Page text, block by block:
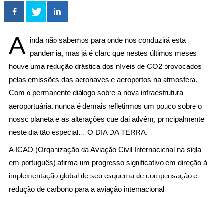
A
inda não sabemos para onde nos conduzirá esta
pandemia, mas já é claro que nestes últimos meses
houve uma redução drástica dos níveis de CO2 provocados
pelas emissões das aeronaves e aeroportos na atmosfera.
Com o permanente diálogo sobre a nova infraestrutura
aeroportuária, nunca é demais refletirmos um pouco sobre o
nosso planeta e as alterações que dai advêm, principalmente
neste dia tão especial… O DIA DA TERRA.
A ICAO (Organização da Aviação Civil Internacional na sigla
em português) afirma um progresso significativo em direção à
implementação global de seu esquema de compensação e
redução de carbono para a aviação internacional